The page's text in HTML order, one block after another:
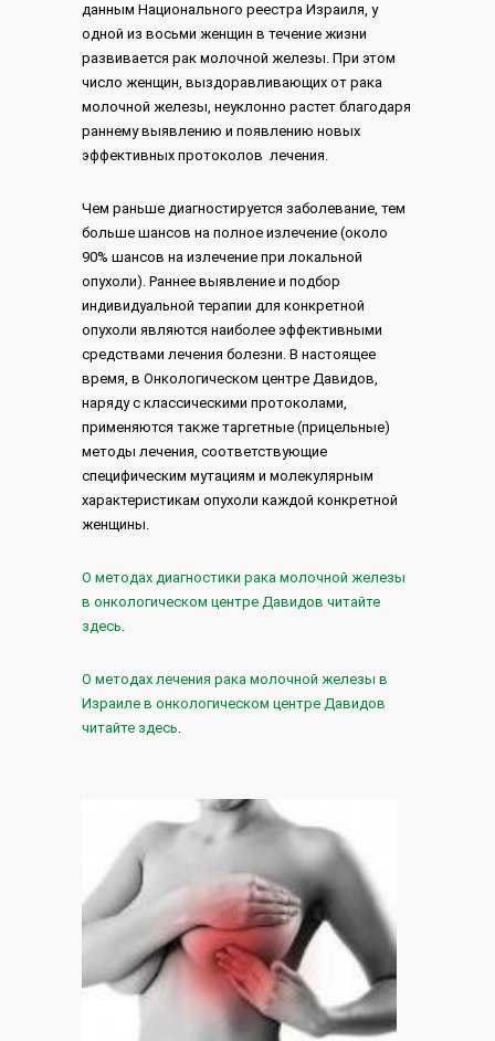
данным Национального реестра Израиля, у
одной из восьми женщин в течение жизни
развивается рак молочной железы. При этом
число женщин, выздоравливающих от рака
молочной железы, неуклонно растет благодаря
раннему выявлению и появлению новых
эффективных протоколов лечения.
Чем раньше диагностируется заболевание, тем
больше шансов на полное излечение (около
90% шансов на излечение при локальной
опухоли). Раннее выявление и подбор
индивидуальной терапии для конкретной
опухоли являются наиболее эффективными
средствами лечения болезни. В настоящее
время, в Онкологическом центре Давидов,
наряду с классическими протоколами,
применяются также таргетные (прицельные)
методы лечения, соответствующие
специфическим мутациям и молекулярным
характеристикам опухоли каждой конкретной
женщины.
О методах диагностики рака молочной железы
в онкологическом центре Давидов читайте
здесь.
О методах лечения рака молочной железы в
Израиле в онкологическом центре Давидов
читайте здесь.